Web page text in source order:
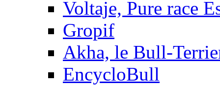
Voltaje, Pure race
Gropif
Akha, le Bull-
EncycloBull